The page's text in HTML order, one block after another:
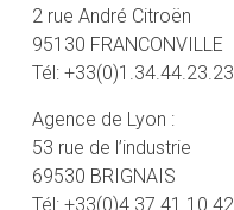
2 rue André Citroën
95130 FRANCONVILLE
Tél: +33(0)1.34.44.23.23
Agence de Lyon :
53 rue de l’industrie
69530 BRIGNAIS
Tél: +33(0)4.37.41.10.42